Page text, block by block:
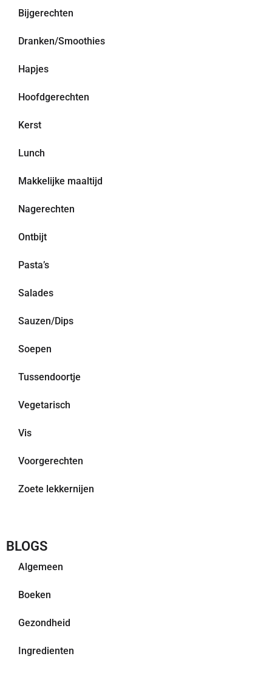
Bijgerechten
Dranken/Smoothies
Hapjes
Hoofdgerechten
Kerst
Lunch
Makkelijke maaltijd
Nagerechten
Ontbijt
Pasta’s
Salades
Sauzen/Dips
Soepen
Tussendoortje
Vegetarisch
Vis
Voorgerechten
Zoete lekkernijen
BLOGS
Algemeen
Boeken
Gezondheid
Ingredienten